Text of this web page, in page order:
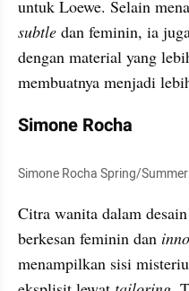
subtle dan feminin, ia
dengan material yang
membuatnya menjadi
Simone Rocha
Simone Rocha Spring/
Citra wanita dalam
berkesan feminin dan
menampilkan sisi